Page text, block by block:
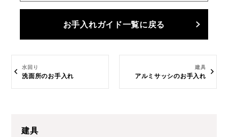
お手入れガイド一覧に戻る
水回り
洗面所のお手入れ
建具
アルミサッシのお手入れ
建具